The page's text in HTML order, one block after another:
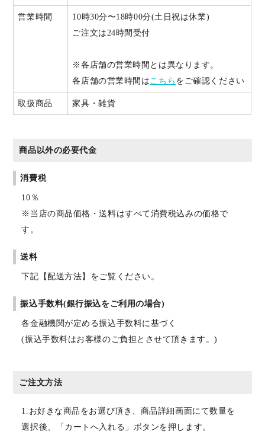
営業時間
10時30分〜18時00分(土日祝は休業)
ご注文は24時間受付
※各店舗の営業時間とは異なります。
各店舗の営業時間はこちら をご確認ください
取扱商品 家具・雑貨
商品以外の必要代金
消費税
10％
※当店の商品価格・送料はすべて消費税込みの価格で
す。
送料
下記【配送方法】をご覧ください。
振込手数料(銀行振込をご利用の場合)
各金融機関が定める振込手数料に基づく
(振込手数料はお客様のご負担とさせて頂きます。)
ご注文方法
1.お好きな商品をお選び頂き、商品詳細画面にて数量を
選択後、「カートへ入れる」ボタンを押します。